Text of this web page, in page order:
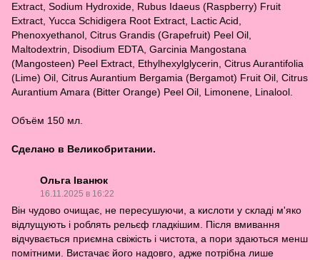
Extract, Sodium Hydroxide, Rubus Idaeus (Raspberry) Fruit
Extract, Yucca Schidigera Root Extract, Lactic Acid,
Phenoxyethanol, Citrus Grandis (Grapefruit) Peel Oil,
Maltodextrin, Disodium EDTA, Garcinia Mangostana
(Mangosteen) Peel Extract, Ethylhexylglycerin, Citrus Aurantifolia
(Lime) Oil, Citrus Aurantium Bergamia (Bergamot) Fruit Oil, Citrus
Aurantium Amara (Bitter Orange) Peel Oil, Limonene, Linalool.
Объём 150 мл.
Сделано в Великобритании.
Ольга Іванюк
16.11.2025 в 16:22
Він чудово очищає, не пересушуючи, а кислоти у складі м'яко
відлущують і роблять рельєф гладкішим. Після вмивання
відчувається приємна свіжість і чистота, а пори здаються менш
помітними. Вистачає його надовго, адже потрібна лише